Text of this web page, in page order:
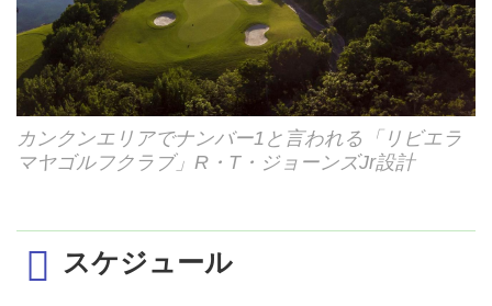
カンクンエリアでナンバー1と言われる「リビエラ
マヤゴルフクラブ」R・T・ジョーンズJr設計
スケジュール